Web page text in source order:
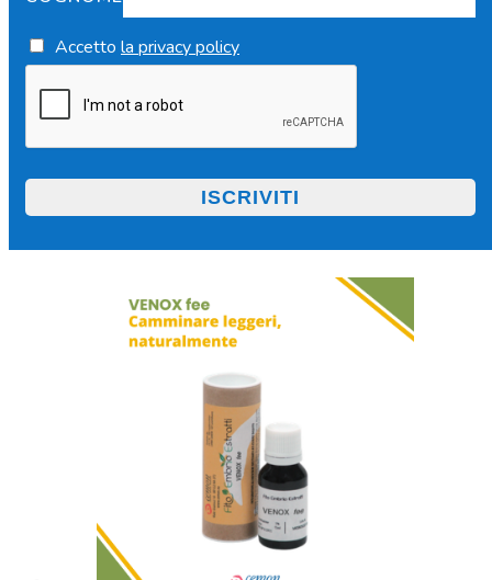
Accetto la privacy policy